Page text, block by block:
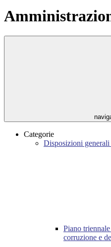
Categorie
Disposizioni generali
Piano
corruzione e